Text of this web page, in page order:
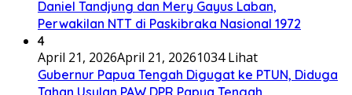
Daniel Tandjung dan Mery Gayus Laban,
Perwakilan NTT di Paskibraka Nasional 1972
4
April 21, 2026April 21, 20261034 Lihat
Gubernur Papua Tengah Digugat ke PTUN, Diduga
Tahan Usulan PAW DPR Papua Tengah